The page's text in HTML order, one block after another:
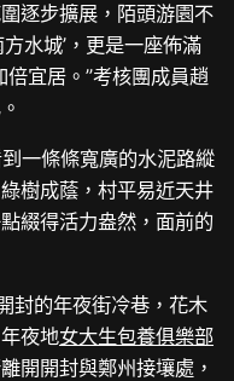
逐步擴展，陌頭游園不
水城’，更是一座佈滿
倍宜居。”考核團成員趙
一條條寬廣的水泥路縱
樹成蔭，村平易近天井
綴得活力盎然，面前的
封的年夜街冷巷，花木
夜地女大生包養俱樂部
開開封與鄭州接壤處，